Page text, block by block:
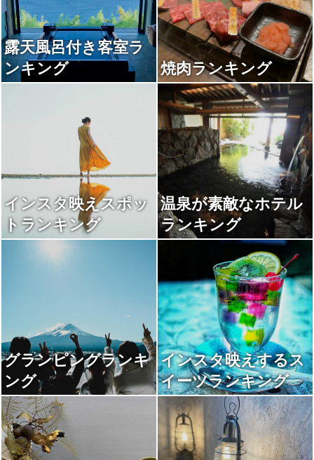
露天風呂付き客室ラ
ンキング
焼肉ランキング
インスタ映えスポッ
トランキング
温泉が素敵なホテル
ランキング
グランピングランキ
ング
インスタ映えするス
イーツランキング